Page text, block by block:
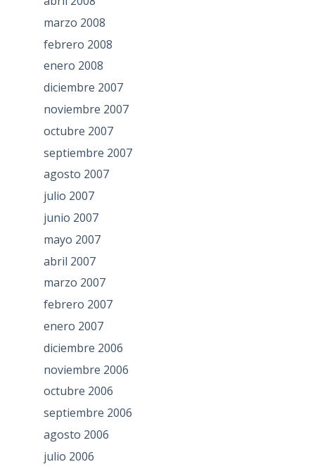
marzo 2008
febrero 2008
enero 2008
diciembre 2007
noviembre 2007
octubre 2007
septiembre 2007
agosto 2007
julio 2007
junio 2007
mayo 2007
abril 2007
marzo 2007
febrero 2007
enero 2007
diciembre 2006
noviembre 2006
octubre 2006
septiembre 2006
agosto 2006
julio 2006